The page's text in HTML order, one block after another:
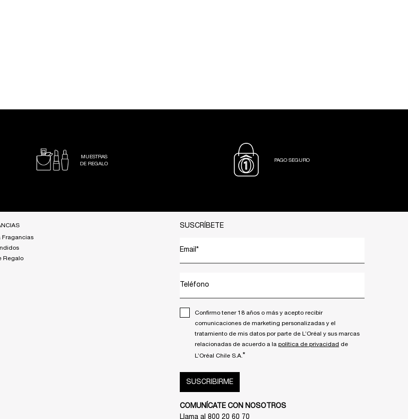
MUESTRAS
DE REGALO
PAGO SEGURO
Fragancias
Regalo
SUSCRÍBETE
Email *
Teléfono
Confirmo tener 18 años o más y acepto recibir
comunicaciones de marketing personalizadas y el
tratamiento de mis datos por parte de L’Oréal y sus marcas
relacionadas de acuerdo a la política de privacidad de
L’Oréal Chile S.A. *
SUSCRIBIRME
COMUNÍCATE CON NOSOTROS
Llama al 800 20 60 70